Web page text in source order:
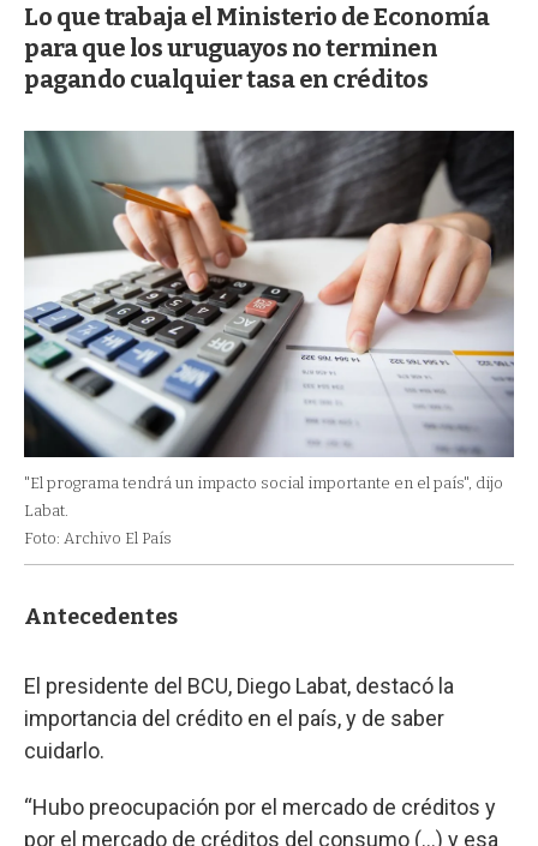
Lo que trabaja el Ministerio de Economía
para que los uruguayos no terminen
pagando cualquier tasa en créditos
"El programa tendrá un impacto social importante en el país", dijo
Labat.
Foto: Archivo El País
Antecedentes
El presidente del BCU, Diego Labat, destacó la
importancia del crédito en el país, y de saber
cuidarlo.
“Hubo preocupación por el mercado de créditos y
por el mercado de créditos del consumo (...) y esa